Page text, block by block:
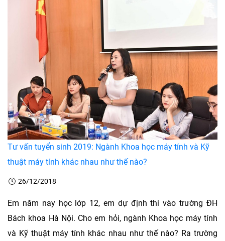
Tư vấn tuyển sinh 2019: Ngành Khoa học máy tính và Kỹ
thuật máy tính khác nhau như thế nào?
26/12/2018
Em năm nay học lớp 12, em dự định thi vào trường ĐH
Bách khoa Hà Nội. Cho em hỏi, ngành Khoa học máy tính
và Kỹ thuật máy tính khác nhau như thế nào? Ra trường